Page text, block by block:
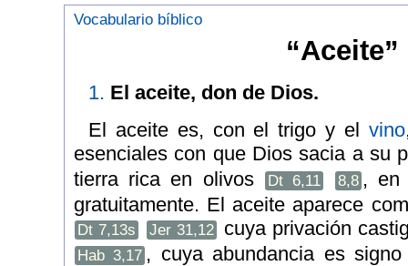
Vocabulario bíblico
“Aceite”
1. El aceite, don de Dios.
El aceite es, con el trigo y el vino
esenciales con que Dios sacia a su
tierra rica en olivos
Dt 6,11 8,8 , en
gratuitamente. El aceite aparece
Dt 7,13s Jer 31,12 cuya privación
Hab 3,17 , cuya abundancia es